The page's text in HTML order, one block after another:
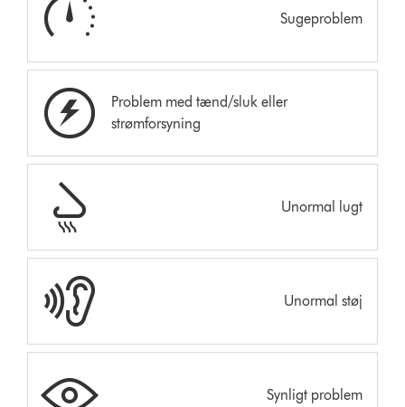
Sugeproblem
Problem med tænd/sluk eller
strømforsyning
Unormal lugt
Unormal støj
Synligt problem